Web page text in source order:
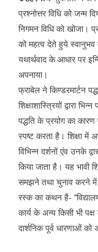
प्रश्नोत्तर विधि को जन्म
निगमन विधि को खोजा।
को महत्व देते हुये स्वानुभव
यथार्थवाद के आधार पर
अपनाया।
फ्राबेल ने किण्डरमार्टन
शिक्षाशास्त्रियों द्वारा
पद्धति के प्रयोग का
स्पष्ट करता है। शिक्षा में
विभिन्न दर्शनों एंव उनके
किया जाता है। यह भावी
समझने तथा चुनाव करने में
रस्क का कथन है-
कार्य के अन्य किसी भी
दार्शनिक पूर्व धारणाओं